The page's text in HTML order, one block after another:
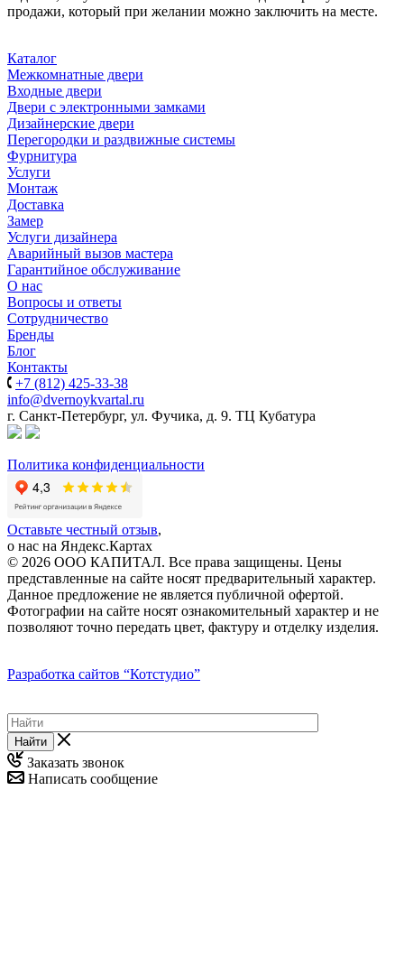
продажи, который при желании можно заключить на месте.
Каталог
Межкомнатные двери
Входные двери
Двери с электронными замками
Дизайнерские двери
Перегородки и раздвижные системы
Фурнитура
Услуги
Монтаж
Доставка
Замер
Услуги дизайнера
Аварийный вызов мастера
Гарантийное обслуживание
О нас
Вопросы и ответы
Сотрудничество
Бренды
Блог
Контакты
+7 (812) 425-33-38
info@dvernoykvartal.ru
г. Санкт-Петербург, ул. Фучика, д. 9. ТЦ Кубатура
Политика конфиденциальности
Оставьте честный отзыв,
о нас на Яндекс.Картах
© 2026 ООО КАПИТАЛ. Все права защищены. Цены
представленные на сайте носят предварительный характер.
Данное предложение не является публичной офертой.
Фотографии на сайте носят ознакомительный характер и не
позволяют точно передать цвет, фактуру и отделку изделия.
Разработка сайтов “Котстудио”
Найти
Заказать звонок
Написать сообщение